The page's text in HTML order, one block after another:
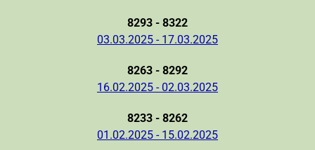
8293 - 8322
03.03.2025 - 17.03.2025
8263 - 8292
16.02.2025 - 02.03.2025
8233 - 8262
01.02.2025 - 15.02.2025